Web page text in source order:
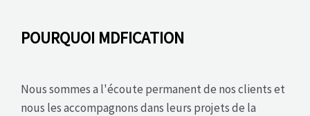
POURQUOI MDFICATION
Nous sommes a l'écoute permanent de nos clients et
nous les accompagnons dans leurs projets de la